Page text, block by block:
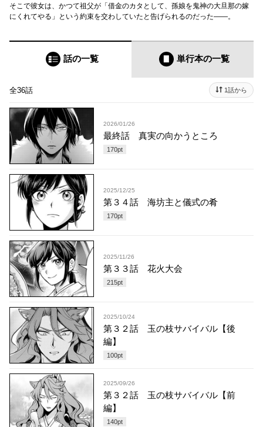
そこで彼女は、かつて祖父が「借金のカタとして、孫娘を鬼神の大旦那の嫁
にくれてやる」という約束を交わしていたと告げられるのだった――。
話の一覧 単行本の一覧
全36話 1話から
2026/01/26
最終話 真実の向かうところ
170pt
2025/12/25
第３４話 海坊主と儀式の肴
170pt
2025/11/26
第３３話 花火大会
215pt
2025/10/24
第３２話 玉の枝サバイバル【後
編】
100pt
2025/09/26
第３２話 玉の枝サバイバル【前
編】
140pt